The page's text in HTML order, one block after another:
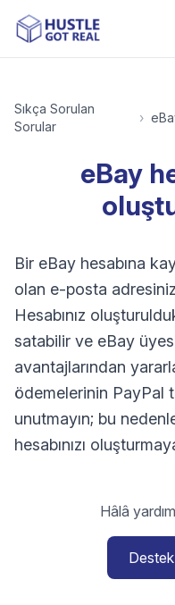
Sıkça Sorulan
Sorular
›
eBay
Bir eBay hesabına
olan e-posta
Hesabınız
satabilir ve eBay
avantajlarından
ödemelerinin PayPal
unutmayın; bu
hesabınızı
Hâlâ